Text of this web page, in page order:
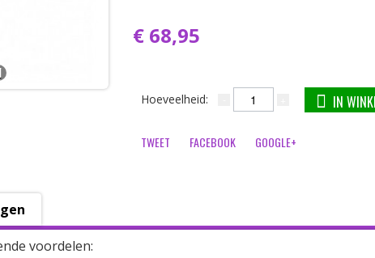
€ 68,95
Hoeveelheid: IN
TWEET FACEBOOK GOOGLE+
voordelen: